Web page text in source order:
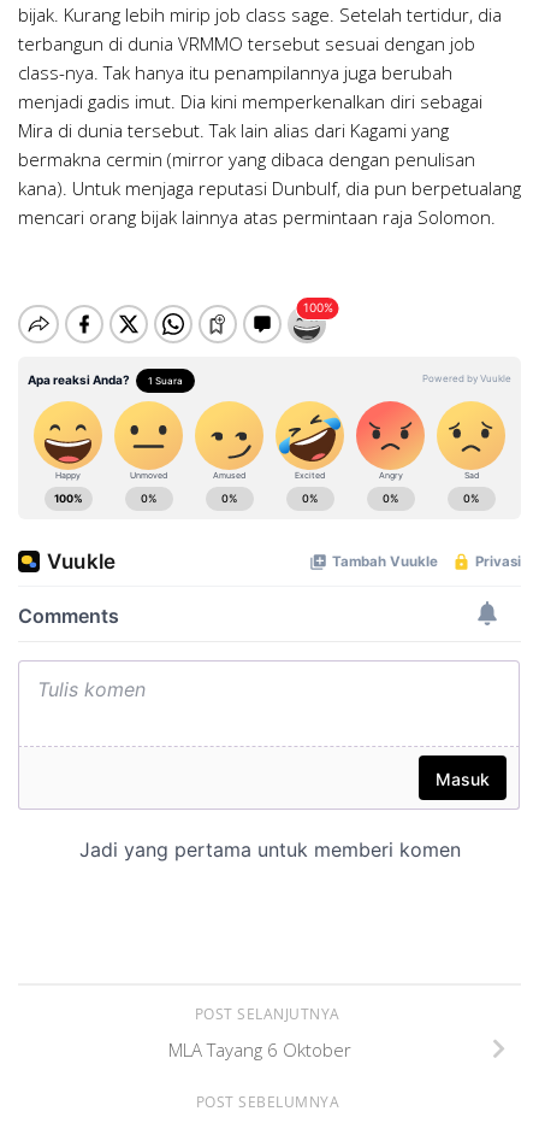
bijak. Kurang lebih mirip job class sage. Setelah tertidur, dia
terbangun di dunia VRMMO tersebut sesuai dengan job
class-nya. Tak hanya itu penampilannya juga berubah
menjadi gadis imut. Dia kini memperkenalkan diri sebagai
Mira di dunia tersebut. Tak lain alias dari Kagami yang
bermakna cermin (mirror yang dibaca dengan penulisan
kana). Untuk menjaga reputasi Dunbulf, dia pun berpetualang
mencari orang bijak lainnya atas permintaan raja Solomon.
POST SELANJUTNYA
MLA Tayang 6 Oktober
POST SEBELUMNYA